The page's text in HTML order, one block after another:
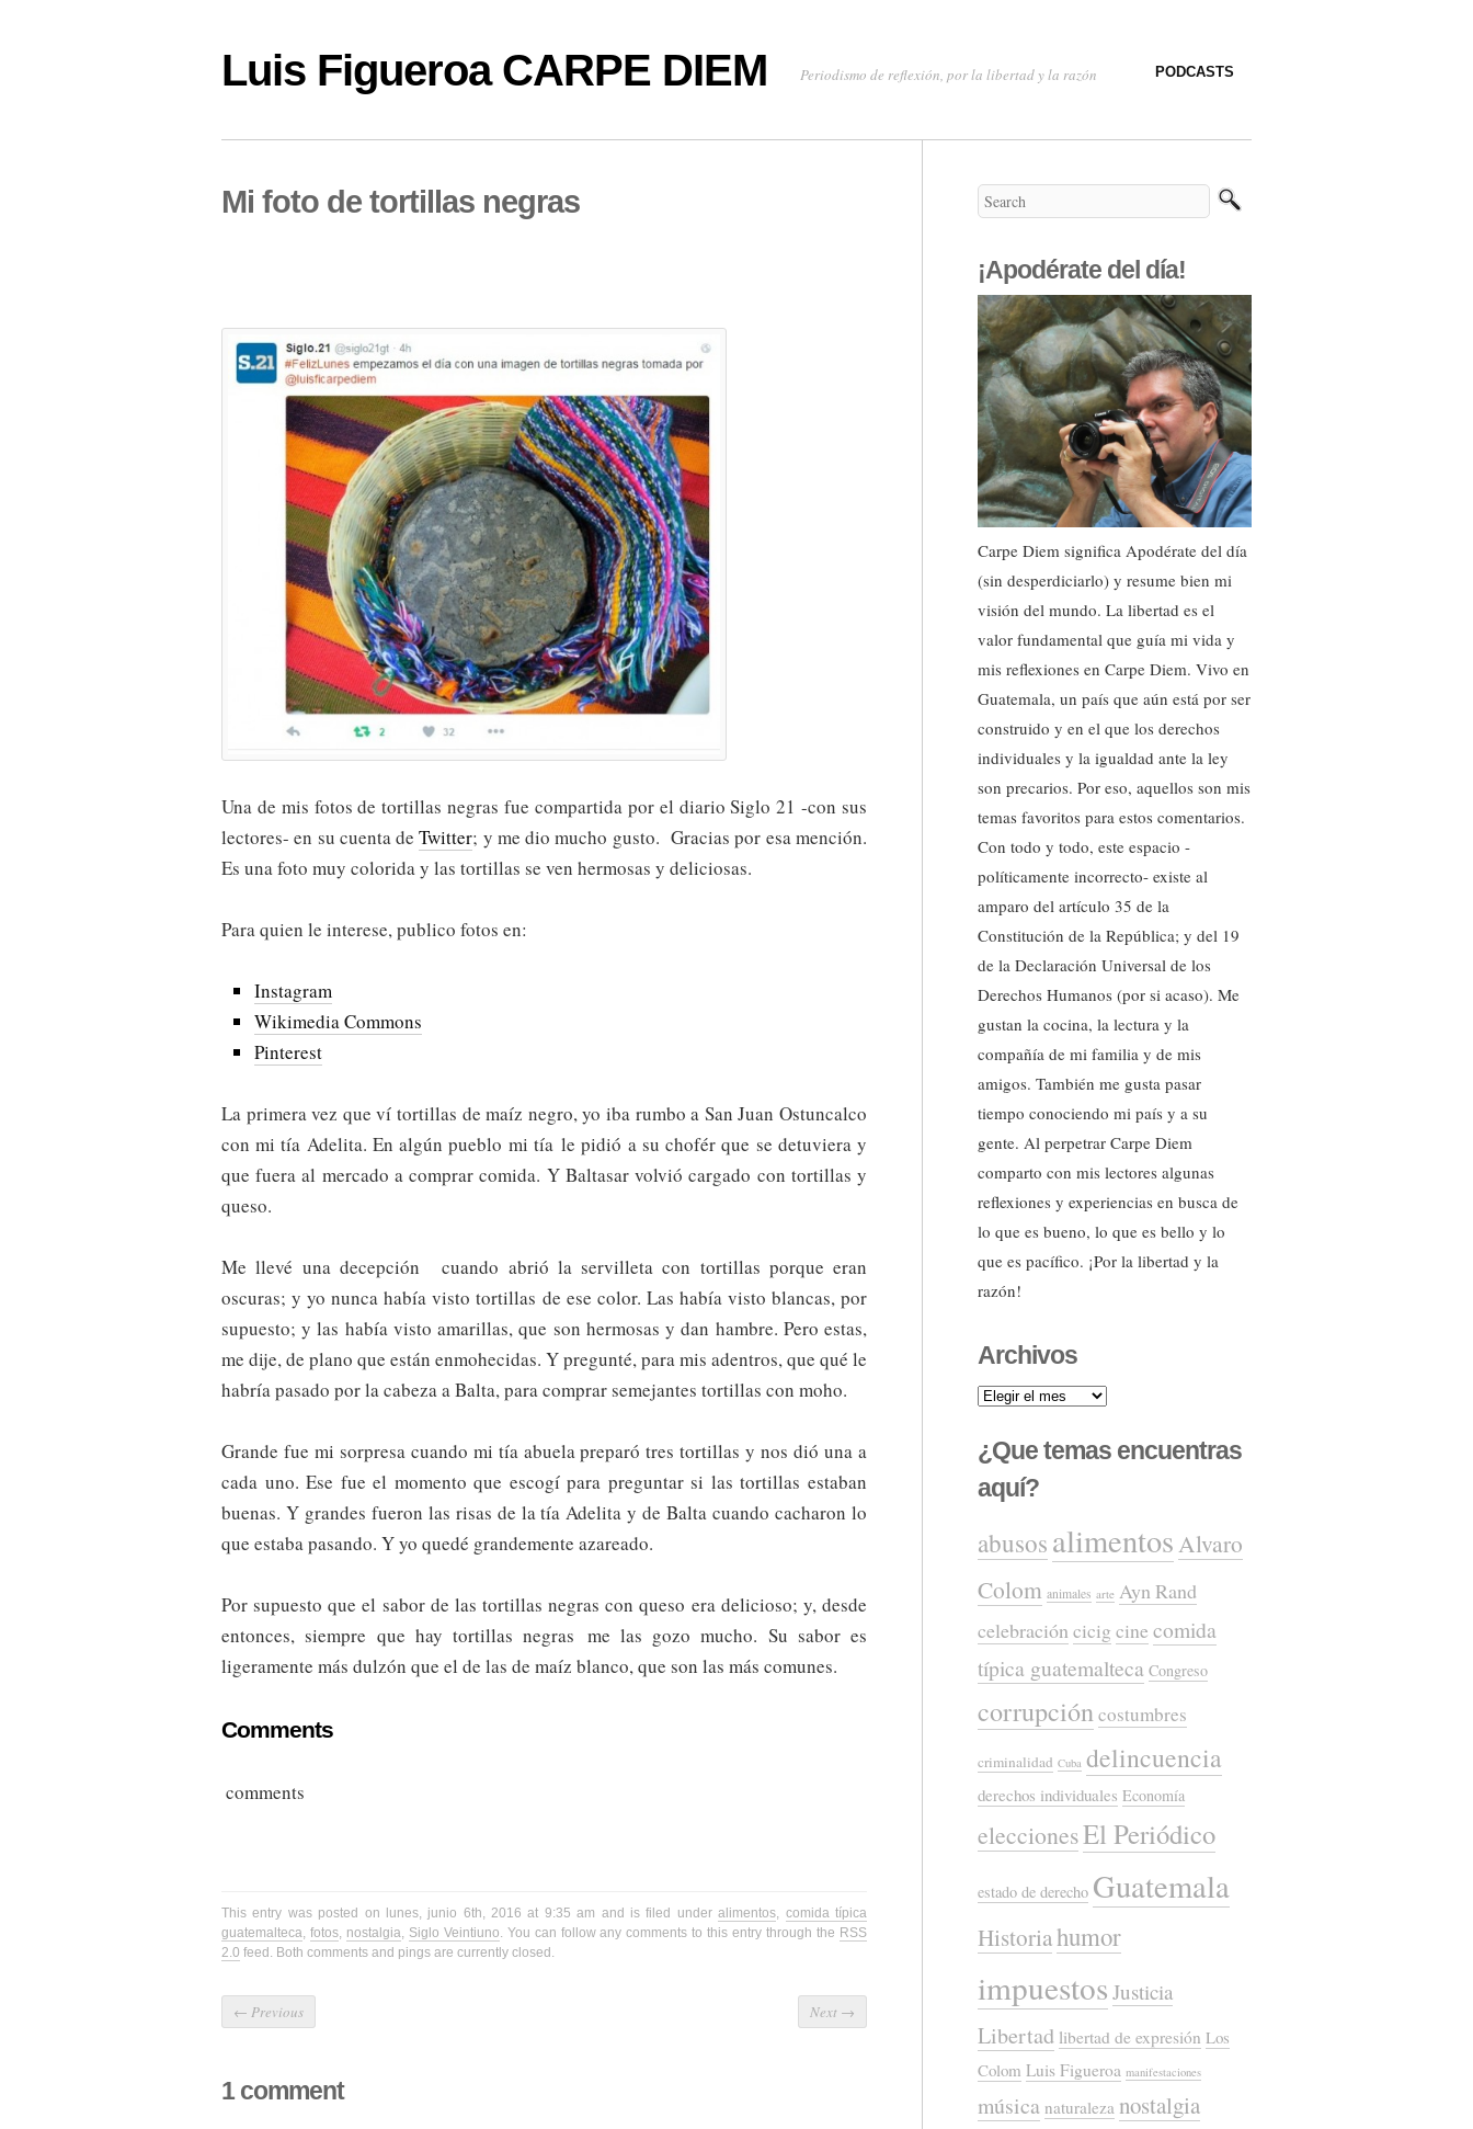
Luis Figueroa CARPE DIEM Periodismo de reflexión, por la libertad y la razón PODCASTS
Mi foto de tortillas negras
Una de mis fotos de tortillas negras fue compartida por el diario Siglo 21 -con sus
lectores- en su cuenta deTwitter; y me dio mucho gusto. Gracias por esa mención.
Es una foto muy colorida y las tortillas se ven hermosas y deliciosas.
Para quien le interese, publico fotos en:
Instagram
Wikimedia Commons
Pinterest
La primera vez que ví tortillas de maíz negro, yo iba rumbo a San Juan Ostuncalco
con mi tía Adelita. En algún pueblo mi tía le pidió a su chofér que se detuviera y
que fuera al mercado a comprar comida. Y Baltasar volvió cargado con tortillas y
queso.
Me llevé una decepción cuando abrió la servilleta con tortillas porque eran
oscuras; y yo nunca había visto tortillas de ese color. Las había visto blancas, por
supuesto; y las había visto amarillas, que son hermosas y dan hambre. Pero estas,
me dije, de plano que están enmohecidas. Y pregunté, para mis adentros, que qué le
habría pasado por la cabeza a Balta, para comprar semejantes tortillas con moho.
Grande fue mi sorpresa cuando mi tía abuela preparó tres tortillas y nos dió una a
cada uno. Ese fue el momento que escogí para preguntar si las tortillas estaban
buenas. Y grandes fueron las risas de la tía Adelita y de Balta cuando cacharon lo
que estaba pasando. Y yo quedé grandemente azareado.
Por supuesto que el sabor de las tortillas negras con queso era delicioso; y, desde
entonces, siempre que hay tortillas negras me las gozo mucho. Su sabor es
ligeramente más dulzón que el de las de maíz blanco, que son las más comunes.
Comments
comments
This entry was posted on lunes, junio 6th, 2016 at 9:35 am and is filed underalimentos
comida típica
guatemalteca fotos, nostalgia Siglo Veintiuno . You can follow any comments to this entry through the RSS
2.0 feed. Both comments and pings are currently closed.
← Previous Next →
1 comment
¡Apodérate del día!
Carpe Diem significa Apodérate del día
(sin desperdiciarlo) y resume bien mi
visión del mundo. La libertad es el
valor fundamental que guía mi vida y
mis reflexiones en Carpe Diem. Vivo en
Guatemala, un país que aún está por ser
construido y en el que los derechos
individuales y la igualdad ante la ley
son precarios. Por eso, aquellos son mis
temas favoritos para estos comentarios.
Con todo y todo, este espacio -
políticamente incorrecto- existe al
amparo del artículo 35 de la
Constitución de la República; y del 19
de la Declaración Universal de los
Derechos Humanos (por si acaso). Me
gustan la cocina, la lectura y la
compañía de mi familia y de mis
amigos. También me gusta pasar
tiempo conociendo mi país y a su
gente. Al perpetrar Carpe Diem
comparto con mis lectores algunas
reflexiones y experiencias en busca de
lo que es bueno, lo que es bello y lo
que es pacífico. ¡Por la libertad y la
razón!
Archivos
Archivos
¿Que temas encuentras
aquí?
abusos alimentosAlvaro
Colom animales arte Ayn Rand
celebración cicig cine comida
típica guatemalteca Congreso
corrupcióncostumbres
criminalidad Cuba delincuencia
derechos individuales Economía
eleccionesEl Periódico
estado de derecho Guatemala
Historiahumor
impuestos Justicia
Libertad libertad de expresión Los
Colom Luis Figueroa manifestaciones
música naturaleza nostalgia